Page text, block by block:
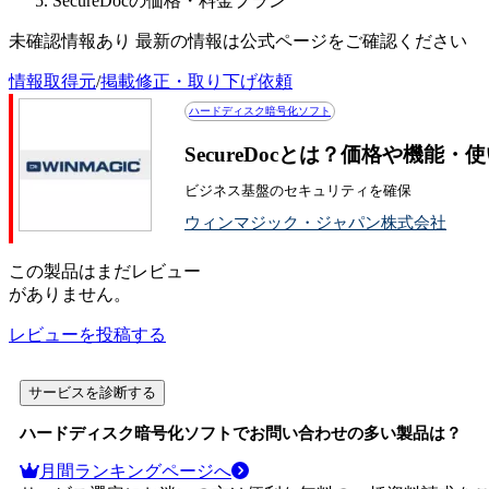
未確認情報あり 最新の情報は公式ページをご確認ください
情報取得元/掲載修正・取り下げ依頼
ハードディスク暗号化ソフト
SecureDocとは？価格や機能・
ビジネス基盤のセキュリティを確保
ウィンマジック・ジャパン株式会社
この製品はまだレビュー
がありません。
レビューを投稿する
サービスを診断する
ハードディスク暗号化ソフトでお問い合わせの多い製品は？
月間ランキングページへ